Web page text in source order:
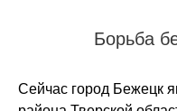
Борьба
Сейчас город Бежецк